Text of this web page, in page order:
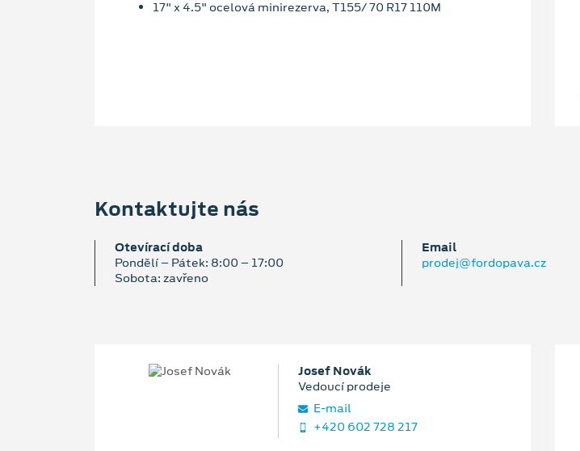
17" x 4.5" ocelová minirezerva, T155/ 70 R17 110M
Kontaktujte nás
Otevírací doba
Pondělí – Pátek: 8:00 – 17:00
Sobota: zavřeno
Email
prodej@fordopava.cz
Josef Novák
Vedoucí prodeje
E‑mail
+420 602 728 217